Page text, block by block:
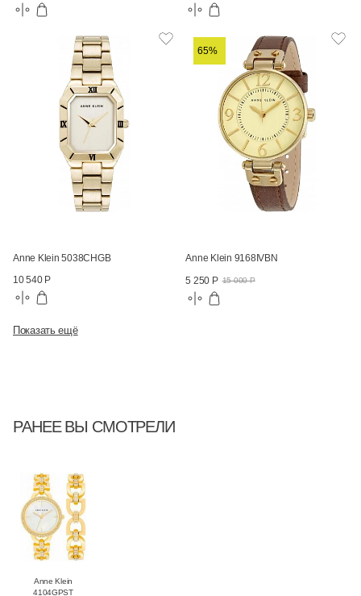
Anne Klein 5038CHGB
10 540 Р
65%
Anne Klein 9168IVBN
5 250 Р 15 000 Р
Показать ещё
РАНЕЕ ВЫ СМОТРЕЛИ
Anne Klein
4104GPST